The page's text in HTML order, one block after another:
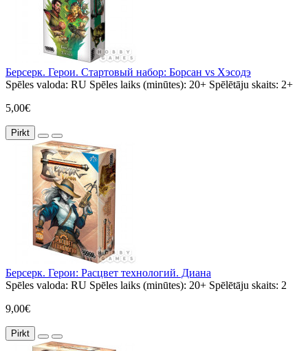
Берсерк. Герои. Стартовый набор: Борсан vs Хэсодэ
Spēles valoda: RU Spēles laiks (minūtes): 20+ Spēlētāju skaits: 2+
5,00€
Pirkt
Берсерк. Герои: Расцвет технологий. Диана
Spēles valoda: RU Spēles laiks (minūtes): 20+ Spēlētāju skaits: 2
9,00€
Pirkt